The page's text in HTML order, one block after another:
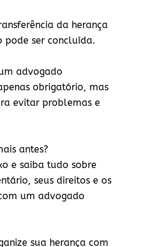
da herança
pode ser concluída.
advogado
obrigatório, mas
evitar problemas e
antes?
e saiba tudo sobre
seus direitos e os
um advogado
sua herança com